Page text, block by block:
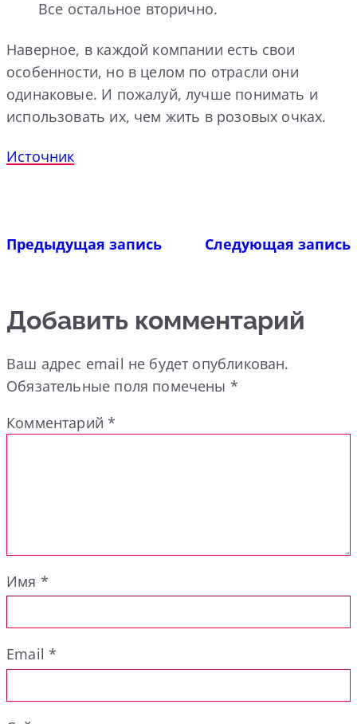
Все остальное вторично.
Наверное, в каждой компании есть свои
особенности, но в целом по отрасли они
одинаковые. И пожалуй, лучше понимать и
использовать их, чем жить в розовых очках.
Источник
Предыдущая запись Следующая запись
Добавить комментарий
Ваш адрес email не будет опубликован.
Обязательные поля помечены *
Комментарий*
Имя *
Email*